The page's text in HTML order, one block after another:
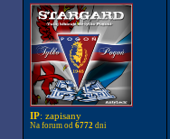
IP: zapisany
Na forum od 6772dni